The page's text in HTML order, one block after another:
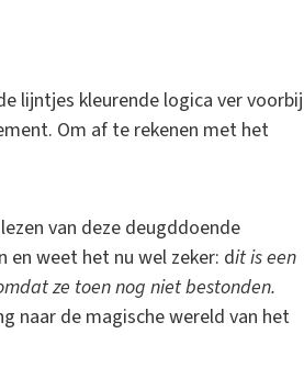
lijntjes kleurende logica ver voorbij
Om af te rekenen met het
van deze deugddoende
en weet het nu wel zeker: dit is een
ze toen nog niet bestonden.
naar de magische wereld van het